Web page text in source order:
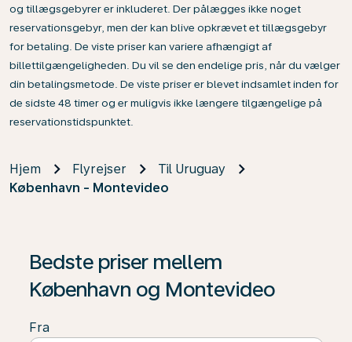
og tillægsgebyrer er inkluderet. Der pålægges ikke noget
reservationsgebyr, men der kan blive opkrævet et tillægsgebyr
for betaling. De viste priser kan variere afhængigt af
billettilgængeligheden. Du vil se den endelige pris, når du vælger
din betalingsmetode. De viste priser er blevet indsamlet inden for
de sidste 48 timer og er muligvis ikke længere tilgængelige på
reservationstidspunktet.
Hjem Flyrejser
Til Uruguay
København - Montevideo
Bedste priser mellem
København og Montevideo
Fra
Hvis der ikke er nogen resultater, skal du klikke på